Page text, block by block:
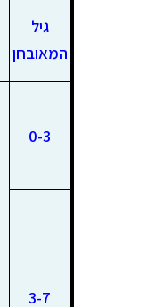
גיל
המאובחן
0-3
3-7